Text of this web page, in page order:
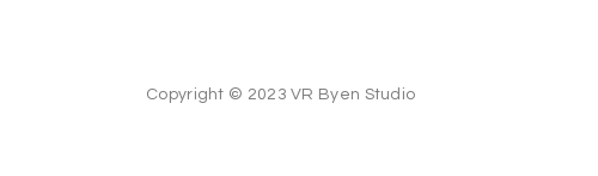
Copyright © 2023 VR Byen Studio